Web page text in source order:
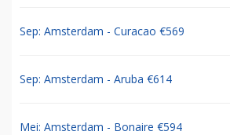
Sep: Amsterdam - Curacao €569
Sep: Amsterdam - Aruba €614
Mei: Amsterdam - Bonaire €594